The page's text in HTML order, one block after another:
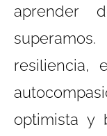
aprender
resiliencia,
optimista y